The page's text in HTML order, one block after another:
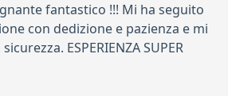
fantastico !!! Mi ha seguito
con dedizione e pazienza e mi
ESPERIENZA SUPER